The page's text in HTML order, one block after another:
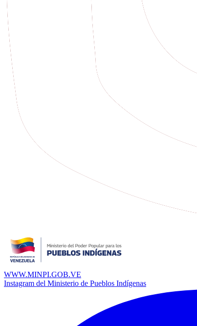
WWW.MINPI.GOB.VE
Instagram del Ministerio de Pueblos Indígenas